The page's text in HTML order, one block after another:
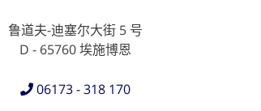
鲁道夫-迪塞尔大街 5 号
D - 65760 埃施博恩
06173 - 318 170